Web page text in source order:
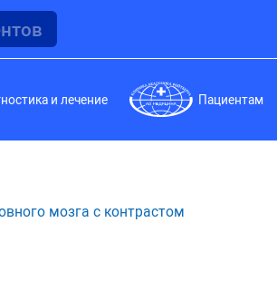
и лечение Пациентам
мозга с контрастом